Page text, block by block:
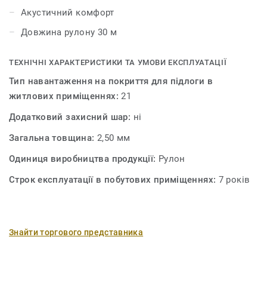
Акустичний комфорт
Довжина рулону 30 м
ТЕХНІЧНІ ХАРАКТЕРИСТИКИ ТА УМОВИ ЕКСПЛУАТАЦІЇ
Тип навантаження на покриття для підлоги в
житлових приміщеннях:21
Додатковий захисний шар: ні
Загальна товщина: 2,50 мм
Одиниця виробництва продукції: Рулон
Строк експлуатації в побутових приміщеннях: 7 років
Знайти торгового представника